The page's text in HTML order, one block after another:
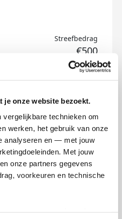
je onze website bezoekt.
technieken om
werken, het gebruik van onze
analyseren en — met jouw
Met jouw
onze partners gegevens
voorkeuren en technische
Streefbedrag
€500
badges